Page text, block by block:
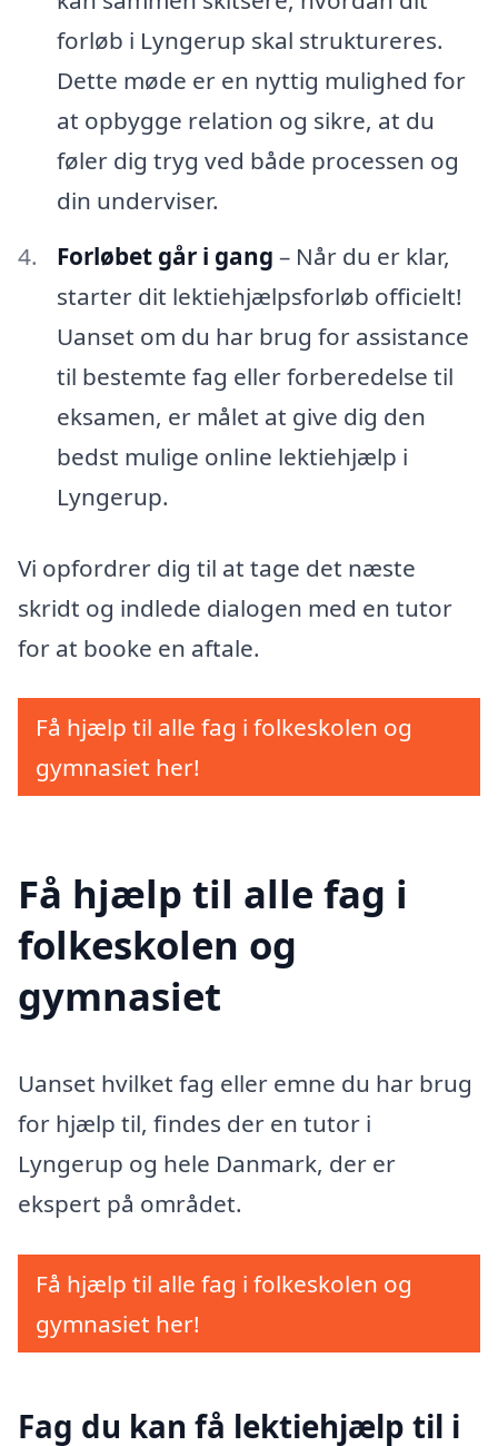
forløb i Lyngerup skal struktureres.
Dette møde er en nyttig mulighed for
at opbygge relation og sikre, at du
føler dig tryg ved både processen og
din underviser.
Forløbet går i gang – Når du er klar,
starter dit lektiehjælpsforløb officielt!
Uanset om du har brug for assistance
til bestemte fag eller forberedelse til
eksamen, er målet at give dig den
bedst mulige online lektiehjælp i
Lyngerup.
Vi opfordrer dig til at tage det næste
skridt og indlede dialogen med en tutor
for at booke en aftale.
Få hjælp til alle fag i folkeskolen og
gymnasiet her!
Få hjælp til alle fag i
folkeskolen og
gymnasiet
Uanset hvilket fag eller emne du har brug
for hjælp til, findes der en tutor i
Lyngerup og hele Danmark, der er
ekspert på området.
Få hjælp til alle fag i folkeskolen og
gymnasiet her!
Fag du kan få lektiehjælp til i